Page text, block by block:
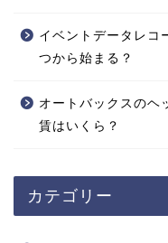
イベントデータレコ
つから始まる？
オートバックスのヘ
賃はいくら？
カテゴリー